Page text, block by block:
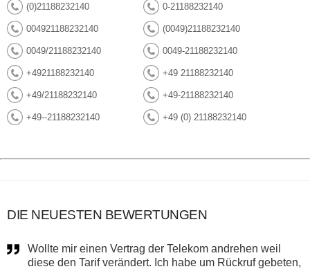
(0)21188232140 0-21188232140
004921188232140 (0049)21188232140
0049/21188232140 0049-21188232140
+4921188232140 +49 21188232140
+49/21188232140 +49-21188232140
+49--21188232140 +49 (0) 21188232140
DIE NEUESTEN BEWERTUNGEN
Wollte mir einen Vertrag der Telekom andrehen weil
diese den Tarif verändert. Ich habe um Rückruf gebeten,